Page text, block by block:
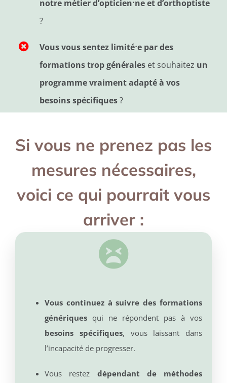
notre métier d’opticien ne et d’orthoptiste
?
Vous vous sentez limité·e par des
formations trop généraleset souhaitez un
programme vraiment adapté à vos
besoins spécifiques?
Si vous ne prenez pas les
mesures nécessaires,
voici ce qui pourrait vous
arriver :
Vous continuez à suivre des formations
génériquesqui ne répondent pas à vos
besoins spécifiques, vous laissant dans
l’incapacité de progresser.
Vous restez dépendant de méthodes